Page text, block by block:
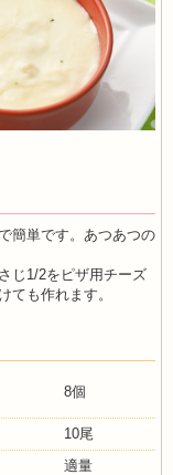
簡単です。あつあつの
じ1/2をピザ用チーズ
ても作れます。
8個
10尾
適量